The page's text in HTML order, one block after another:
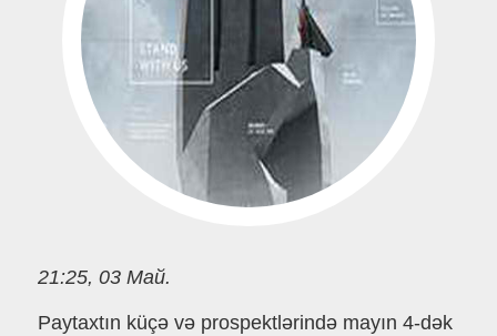
21:25, 03 Май.
Paytaxtın küçə və prospektlərində mayın 4-dək